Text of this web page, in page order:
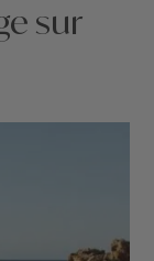
sur